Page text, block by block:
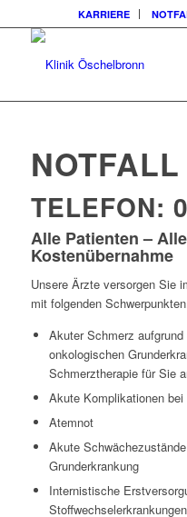
KARRIERE
NOTFALL
TELEFON:
Alle Patienten –
Kostenübernahme
Unsere Ärzte versorgen Sie
mit folgenden
Akuter Schmerz
onkologischen
Schmerztherapie für Sie
Akute Komplikationen
Atemnot
Akute
Grunderkrankung
Internistische